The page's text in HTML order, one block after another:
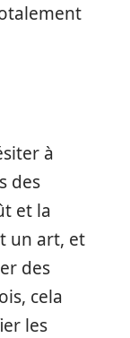
à
des
et la
un art, et
des
cela
les